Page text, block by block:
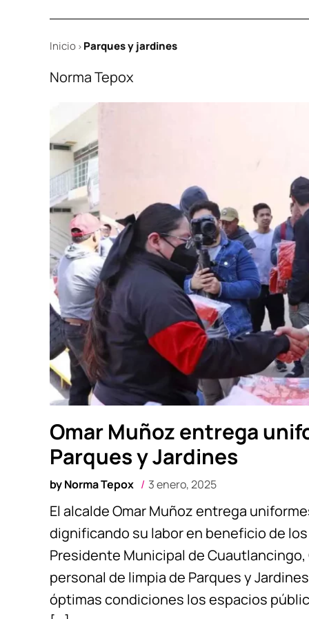
Inicio > Parques y jardines
Norma Tepox
Omar Muñoz entrega
Parques y Jardines
byNorma Tepox 3 enero, 2025
El alcalde Omar Muñoz entrega
dignificando su labor en beneficio de
Presidente Municipal de
personal de limpia de Parques y
óptimas condiciones los espacios